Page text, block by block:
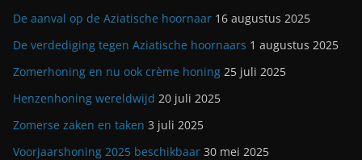
De aanval op de Aziatische hoornaar 16 augustus 2025
De verdediging tegen Aziatische hoornaars 1 augustus 2025
Zomerhoning en nu ook crème honing 25 juli 2025
Henzenhoning wereldwijd 20 juli 2025
Zomerse zaken en taken 3 juli 2025
Voorjaarshoning 2025 beschikbaar 30 mei 2025